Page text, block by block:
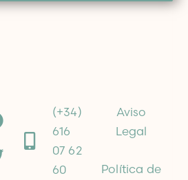
(+34)
616
07 62
60
Aviso
Legal
Política de